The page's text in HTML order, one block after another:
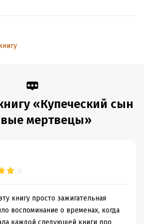
«Купеческий сын
мертвецы»
книгу просто зажигательная
воспоминание о временах, когда
каждой следующей книги про